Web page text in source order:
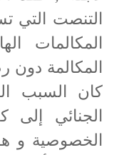
التنصت التي
المكالمات
المكالمة دون
كان السبب
الجنائي إلى
الخصوصية و